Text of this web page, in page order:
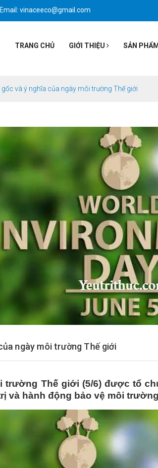
Email: vinaceeco@gmail.com
TRANG CHỦ GIỚI THIỆU SẢN PHẨM
gốc và ý nghĩa của ngày môi trường Thế giới
ngày môi trường Thế giới
trường Thế giới (5/6) được tổ
và hành động bảo vệ môi